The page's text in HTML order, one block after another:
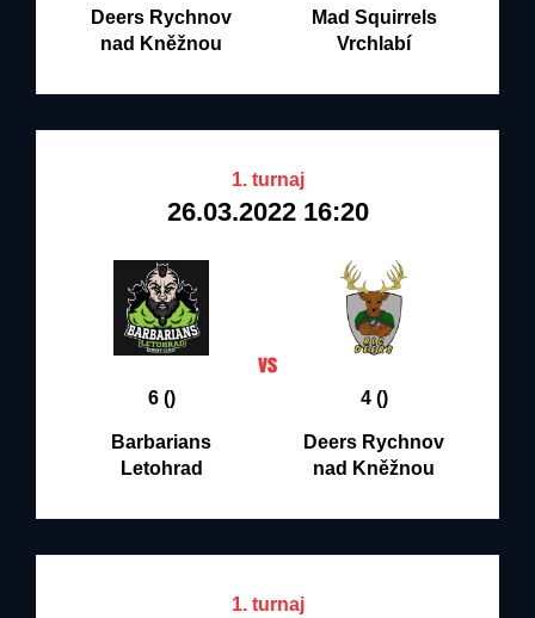
Deers Rychnov
nad Kněžnou
Mad Squirrels
Vrchlabí
1. turnaj
26.03.2022 16:20
6 ()
Barbarians
Letohrad
4 ()
Deers Rychnov
nad Kněžnou
1. turnaj